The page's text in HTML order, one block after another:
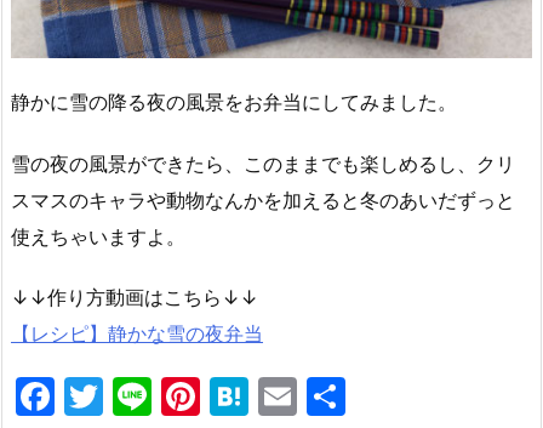
静かに雪の降る夜の風景をお弁当にしてみました。
雪の夜の風景ができたら、このままでも楽しめるし、クリ
スマスのキャラや動物なんかを加えると冬のあいだずっと
使えちゃいますよ。
↓↓作り方動画はこちら↓↓
【レシピ】静かな雪の夜弁当
F
T
Li Pi H
E